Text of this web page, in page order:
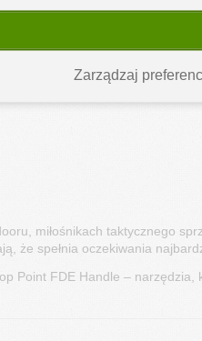
miłośnikach taktycznego
że spełnia oczekiwania
Point FDE Handle – narzędzia,
Zarządzaj